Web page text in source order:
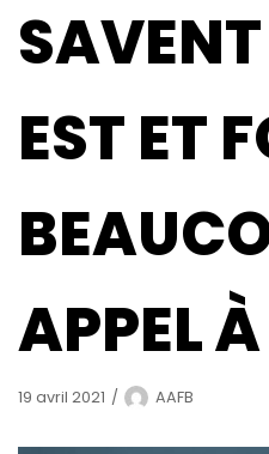
EST ET
APPEL
19 avril 2021 AAFB